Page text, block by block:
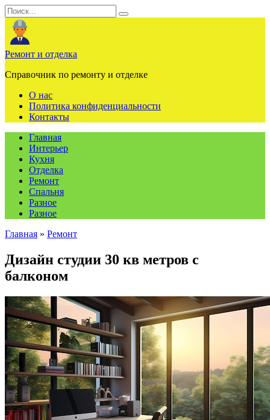
Перейти
к
содержанию
Search
for:
Ремонт и отделка
Справочник по ремонту и отделке
О нас
Политика конфиденциальности
Контакты
Главная
Интерьер
Кухня
Отделка
Ремонт
Спальня
Разное
Разное
Главная » Ремонт
Дизайн студии 30 кв метров с
балконом